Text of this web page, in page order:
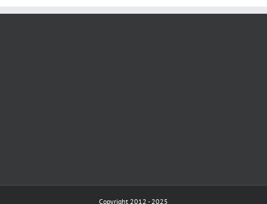
Copyright 2012 - 2025